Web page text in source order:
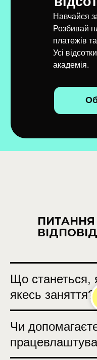
Навчайся
Розбивай
платежів
Усі
академія.
ПИТАННЯ
Що
якесь заняття?
Чи